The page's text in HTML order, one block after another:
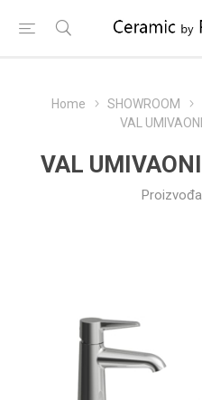
Home SHOWROOM
VAL
VAL